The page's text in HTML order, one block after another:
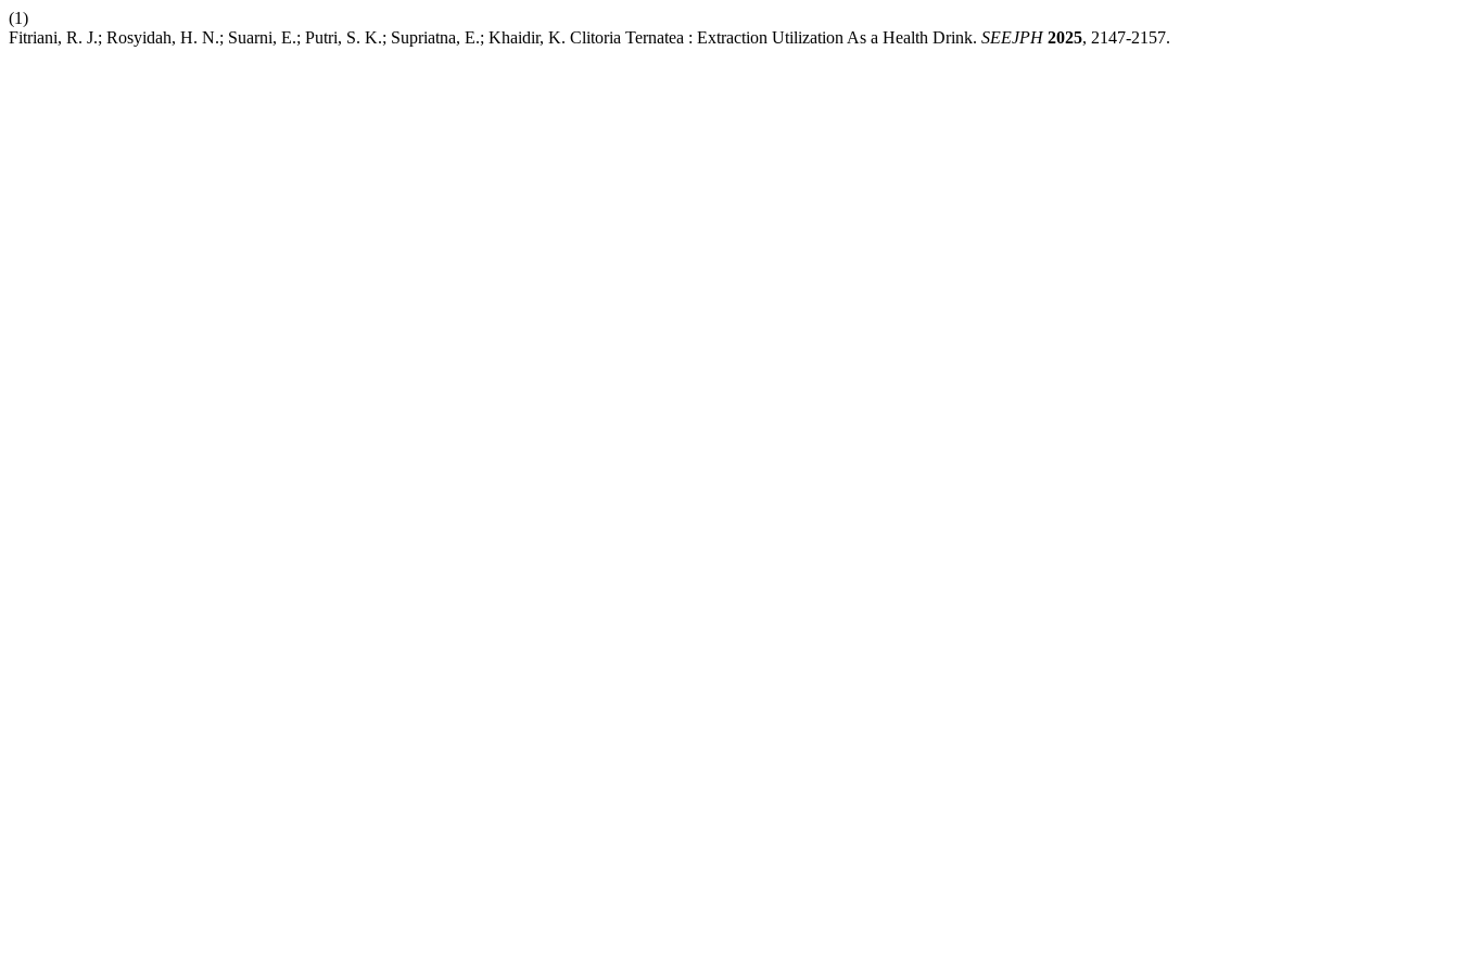
(1)
Fitriani, R. J.; Rosyidah, H. N.; Suarni, E.; Putri, S. K.; Supriatna, E.; Khaidir, K. Clitoria Ternatea : Extraction Utilization As a Health Drink. SEEJPH 2025, 2147-2157.